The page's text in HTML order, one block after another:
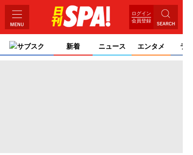
ログイン
会員登録
サブスク 新着 ニュース エンタメ ライ